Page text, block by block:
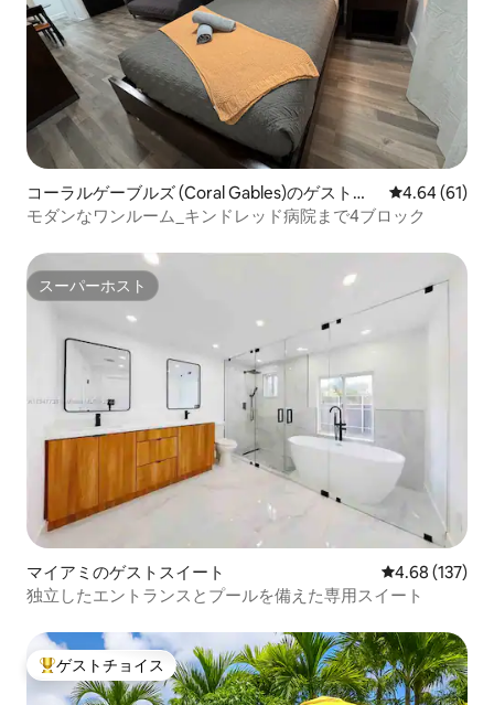
コーラルゲーブルズ (Coral Gables)のゲストス
イート
レビュー61
4.64 (61)
モダンなワンルーム_キンドレッド病院まで4ブロック
スーパーホスト
スーパーホスト
マイアミのゲストスイート レビュー137
4.68 (137)
独立したエントランスとプールを備えた専用スイート
大好評のゲストチョイスです。
ゲストチョイス